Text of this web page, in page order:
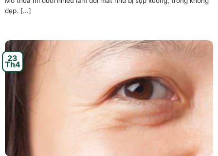
đẹp. [...]
23
Th4